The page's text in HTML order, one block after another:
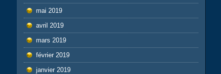
mai 2019
avril 2019
mars 2019
février 2019
janvier 2019